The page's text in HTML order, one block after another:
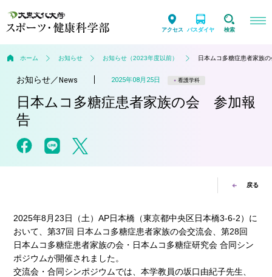
アクセス バスダイヤ 検索
ホーム お知らせ お知らせ（2023年度以前） 日本ムコ多糖症患者家族
お知らせ／ News 2025年08月25日 看護学科
日本ムコ多糖症患者家族の会 参加報
告
戻る
2025年8月23日（土）AP日本橋（東京都中央区日本橋3-6-2）に
おいて、第37回 日本ムコ多糖症患者家族の会交流会、第28回
日本ムコ多糖症患者家族の会・日本ムコ多糖症研究会 合同シン
ポジウムが開催されました。
交流会・合同シンポジウムでは、本学教員の坂口由紀子先生、